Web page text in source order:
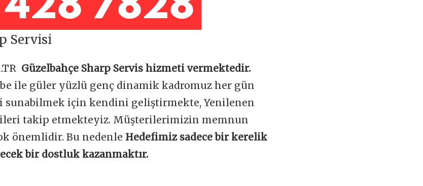
Servisi
Güzelbahçe Sharp Servis hizmeti vermektedir.
ile güler yüzlü genç dinamik kadromuz her gün
sunabilmek için kendini geliştirmekte, Yenilenen
takip etmekteyiz. Müşterilerimizin memnun
önemlidir. Bu nedenle Hedefimiz sadece bir kerelik
bir dostluk kazanmaktır.